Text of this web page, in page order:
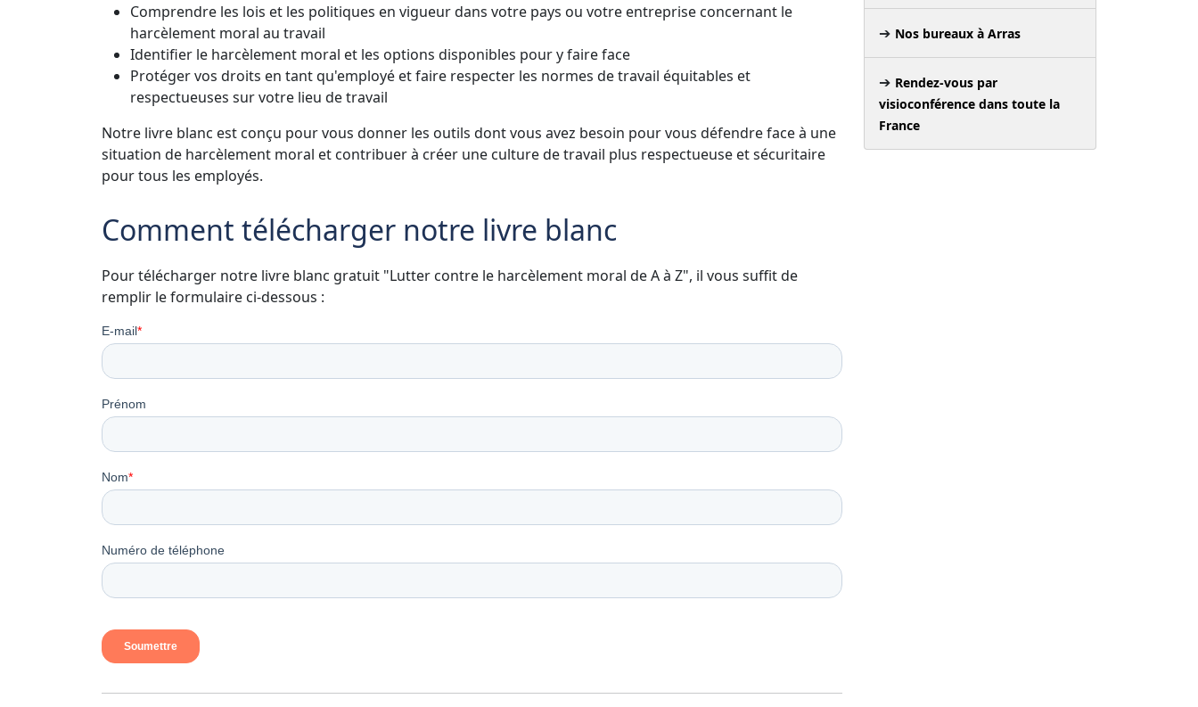
Comprendre les lois et les politiques en vigueur dans votre pays ou votre entreprise concernant le
harcèlement moral au travail
Identifier le harcèlement moral et les options disponibles pour y faire face
Protéger vos droits en tant qu'employé et faire respecter les normes de travail équitables et
respectueuses sur votre lieu de travail
Notre livre blanc est conçu pour vous donner les outils dont vous avez besoin pour vous défendre face à une
situation de harcèlement moral et contribuer à créer une culture de travail plus respectueuse et sécuritaire
pour tous les employés.
Comment télécharger notre livre blanc
Pour télécharger notre livre blanc gratuit "Lutter contre le harcèlement moral de A à Z", il vous suffit de
remplir le formulaire ci-dessous :
Nos bureaux à Arras
Rendez-vous par
visioconférence dans toute la
France